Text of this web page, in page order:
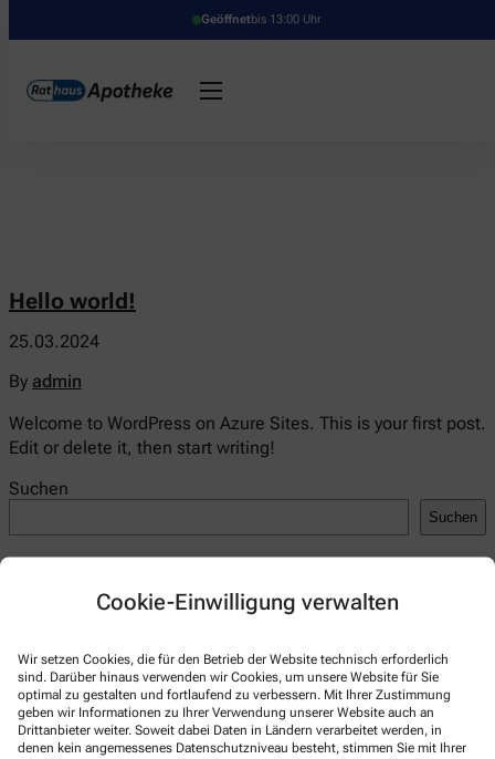
Cookie-Einwilligung verwalten
Wir setzen Cookies, die für den Betrieb der Website technisch erforderlich
sind. Darüber hinaus verwenden wir Cookies, um unsere Website für Sie
optimal zu gestalten und fortlaufend zu verbessern. Mit Ihrer Zustimmung
geben wir Informationen zu Ihrer Verwendung unserer Website auch an
Drittanbieter weiter. Soweit dabei Daten in Ländern verarbeitet werden, in
denen kein angemessenes Datenschutzniveau besteht, stimmen Sie mit Ihrer
Geöffnetbis 13:00 Uhr
Hello world!
25.03.2024
By admin
Welcome to WordPress on Azure Sites. This is your first post.
Edit or delete it, then start writing!
Suchen
Suchen
Recent Posts
Hello world!
Recent Comments
A WordPress CommenterzuHello world!